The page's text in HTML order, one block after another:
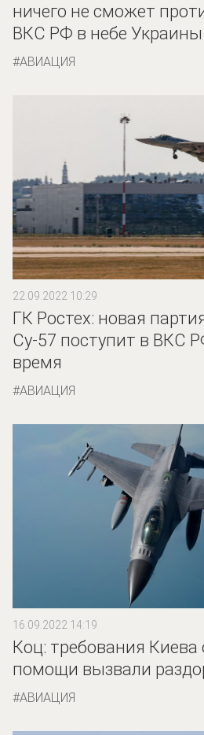
ничего не сможет
ВКС РФ в небе Украины
АВИАЦИЯ
22.09.2022 10:29
ГК Ростех: новая
Су-57 поступит в ВКС
время
АВИАЦИЯ
16.09.2022 14:19
Коц: требования Киева
помощи вызвали
АВИАЦИЯ